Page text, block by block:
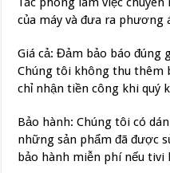
của máy và đưa ra phương
Giá cả: Đảm bảo báo đúng
Chúng tôi không thu thêm
chỉ nhận tiền công khi quý
Bảo hành: Chúng tôi có
những sản phẩm đã được
bảo hành miễn phí nếu tivi